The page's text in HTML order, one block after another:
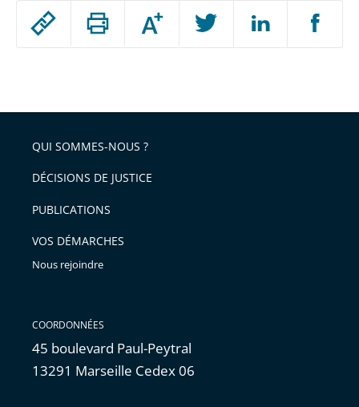
Passer
arriver
après
Augmenter
ou
l'article
pour
avant
QUI SOMMES-NOUS ?
DÉCISIONS DE JUSTICE
PUBLICATIONS
VOS DÉMARCHES
Nous rejoindre
COORDONNÉES
45 boulevard Paul-Peytral
13291 Marseille Cedex 06